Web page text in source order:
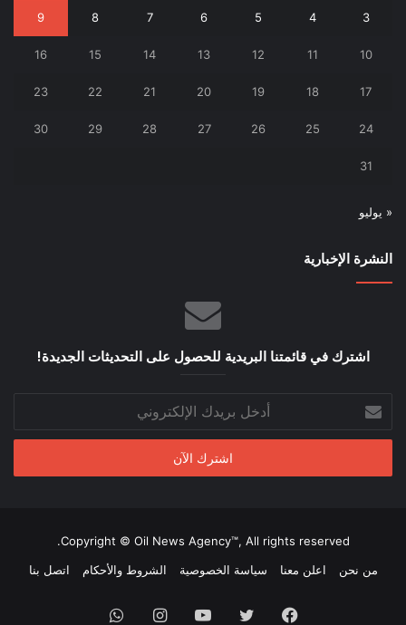
3
4
5
6
7
8
9
10
11
12
13
14
15
16
17
18
19
20
21
22
23
24
25
26
27
28
29
30
31
« يوليو
النشرة الإخبارية
اشترك في قائمتنا البريدية للحصول على التحديثات الجديدة!
بريدك
الإلكتروني
Copyright © Oil News Agency™, All rights reserved.
من نحن
اعلن معنا سياسة الخصوصية الشروط والأحكام اتصل بنا
فيسبوك تويتر يوتيوب انستقرام